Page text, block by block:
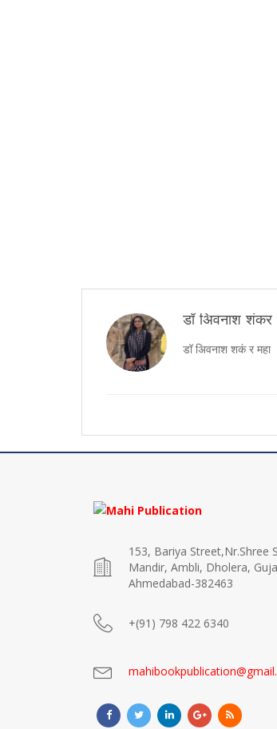
डॉ अिवनाश शंकर
डॉ अिवनाश शकं र महा
153, Bariya Street,Nr.Shree
Mandir, Ambli, Dholera,
Ahmedabad-382463
+(91) 798 422 6340